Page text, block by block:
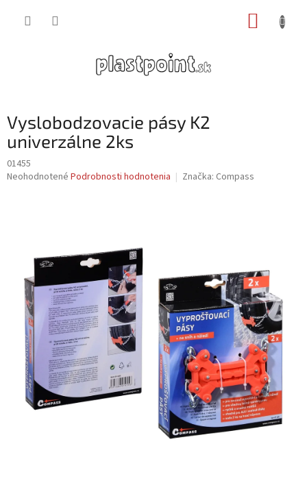
Vyslobodzovacie pásy K2
univerzálne 2ks
01455
Priemerné
hviezdičiek.
Neohodnotené Podrobnosti hodnotenia Značka: Compass